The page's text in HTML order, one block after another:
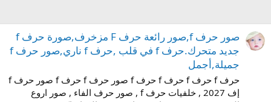
صور حرف f,صور رائعة حرف F مزخرف,صورة حرف f
جديد متحرك.حرف f في قلب ,حرف f ناري,صور حرف f
جميلة,أجمل
حرف f حرف f حرف f حرف f صور حرف f حرف f صور حرف f
إف 2027 , خلفيات حرف f , صور حرف الفاء , صور اروع